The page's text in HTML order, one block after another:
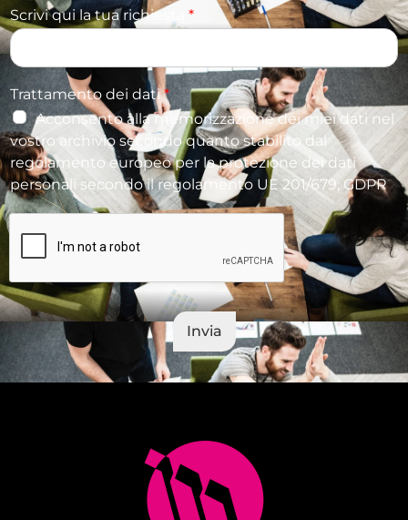
Scrivi qui la tua richiesta *
Trattamento dei dati*
Acconsento alla memorizzazione dei miei dati nel
vostro archivio secondo quanto stabilito dal
regolamento europeo per la protezione dei dati
personali secondo il regolamento UE 201/679, GDPR
Invia